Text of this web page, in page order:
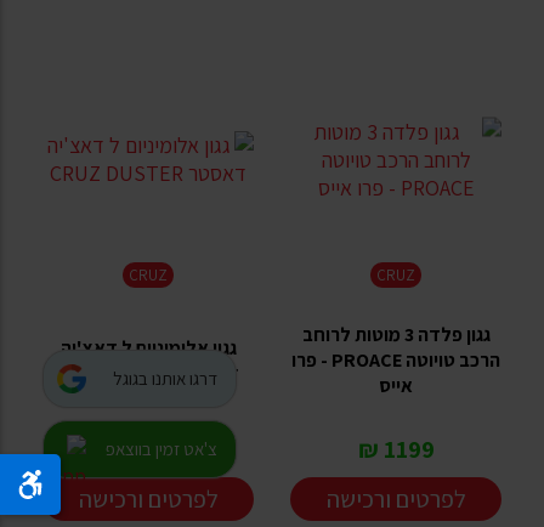
CRUZ
גגון פלדה 3 מוטות לרוחב
הרכב טויוטה PROACE - פרו
אייס
1199 ₪
לפרטים ורכישה
CRUZ
גגון אלומיניום ל דאצ'יה
דאסטר CRUZ DUSTER
1199 ₪
לפרטים ורכישה
דרגו אותנו בגוגל
צ'אט זמין בווצאפ